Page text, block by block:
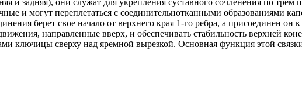
и задняя), они служат для укрепления суставного сочленения по
и могут переплетаться с соединительнотканными образованиями
берет свое начало от верхнего края 1-го ребра, а присоединен
направленные вверх, и обеспечивать стабильность верхней
ключицы сверху над яремной вырезкой. Основная функция этой